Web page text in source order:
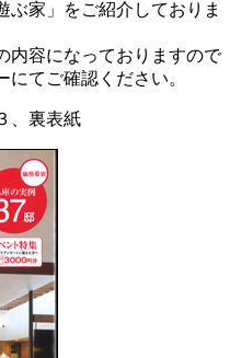
ぶ家」をご紹介しておりま
内容になっておりますので
てご確認ください。
、裏表紙